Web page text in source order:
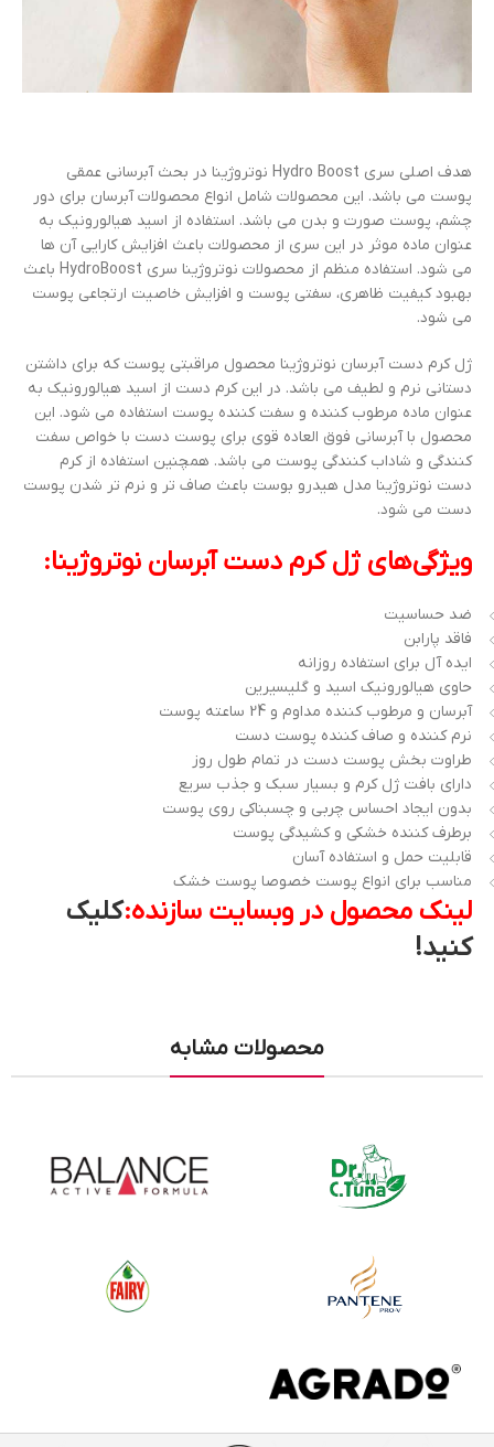
هدف اصلی سری Hydro Boost نوتروژینا در بحث آبرسانی عمقی
پوست می باشد. این محصولات شامل انواع محصولات آبرسان برای دور
چشم، پوست صورت و بدن می باشد. استفاده از اسید هیالورونیک به
عنوان ماده موثر در این سری از محصولات باعث افزایش کارایی آن ها
می شود. استفاده منظم از محصولات نوتروژینا سری HydroBoost باعث
بهبود کیفیت ظاهری، سفتی پوست و افزایش خاصیت ارتجاعی پوست
می شود.
ژل کرم دست آبرسان نوتروژینا محصول مراقبتی پوست که برای داشتن
دستانی نرم و لطیف می باشد. در این کرم دست از اسید هیالورونیک به
عنوان ماده مرطوب کننده و سفت کننده پوست استفاده می شود. این
محصول با آبرسانی فوق العاده قوی برای پوست دست با خواص سفت
کنندگی و شاداب کنندگی پوست می باشد. همچنین استفاده از کرم
دست نوتروژینا مدل هیدرو بوست باعث صاف تر و نرم تر شدن پوست
دست می شود.
ویژگی‌های ژل کرم دست آبرسان نوتروژینا:
ضد حساسیت
فاقد پارابن
ایده آل برای استفاده روزانه
حاوی هیالورونیک اسید و گلیسیرین
آبرسان و مرطوب کننده مداوم و 24 ساعته پوست
نرم کننده و صاف کننده پوست دست
طراوت بخش پوست دست در تمام طول روز
دارای بافت ژل کرم و بسیار سبک و جذب سریع
بدون ایجاد احساس چربی و چسبناکی روی پوست
برطرف کننده خشکی و کشیدگی پوست
قابلیت حمل و استفاده آسان
مناسب برای انواع پوست خصوصا پوست خشک
لینک محصول در وبسایت سازنده:کلیک
کنید!
محصولات مشابه